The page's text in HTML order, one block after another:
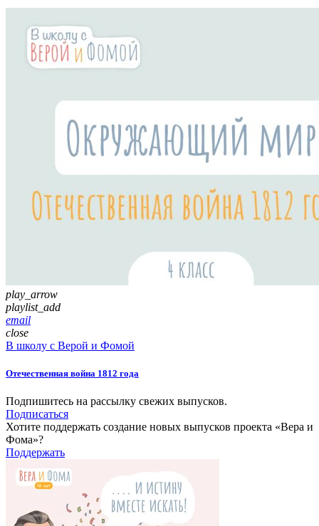
play_arrow
playlist_add
email
close
В школу с Верой и Фомой
Отечественная война 1812 года
Подпишитесь на рассылку свежих выпусков.
Подписаться
Хотите поддержать создание новых выпусков проекта «Вера и
Фома»?
Поддержать